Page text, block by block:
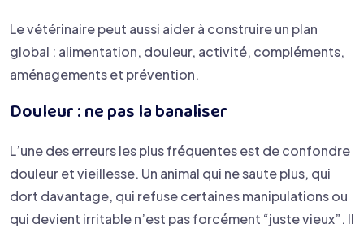
Le vétérinaire peut aussi aider à construire un plan
global : alimentation, douleur, activité, compléments,
aménagements et prévention.
Douleur : ne pas la banaliser
L’une des erreurs les plus fréquentes est de confondre
douleur et vieillesse. Un animal qui ne saute plus, qui
dort davantage, qui refuse certaines manipulations ou
qui devient irritable n’est pas forcément “juste vieux”. Il